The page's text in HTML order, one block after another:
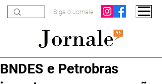
Siga o Jornale
BNDES e Petrobras